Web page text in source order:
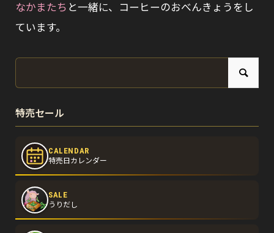
なかまたち と一緒に、コーヒーのおべんきょうをし
ています。
特売セール
CALENDAR
特売日カレンダー
SALE
うりだし